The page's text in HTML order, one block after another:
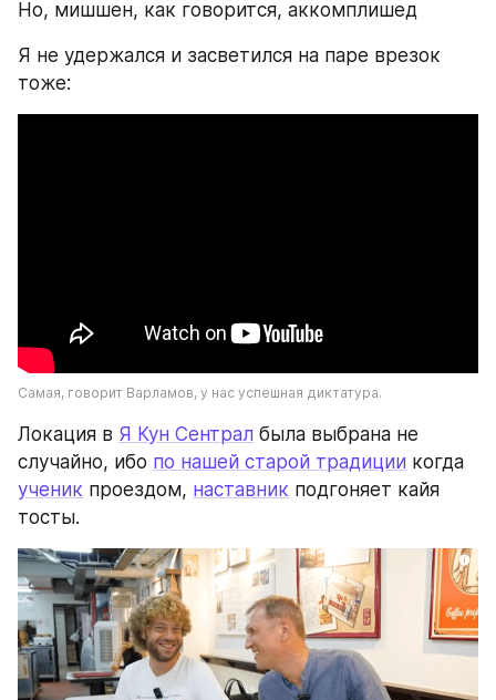
Но, мишшен, как говорится, аккомплишед
Я не удержался и засветился на паре врезок
тоже:
Самая, говорит Варламов, у нас успешная диктатура.
Локация в Я Кун Сентрал была выбрана не
случайно, ибо по нашей старой традиции
ученик проездом, наставник подгоняет кайя
тосты.